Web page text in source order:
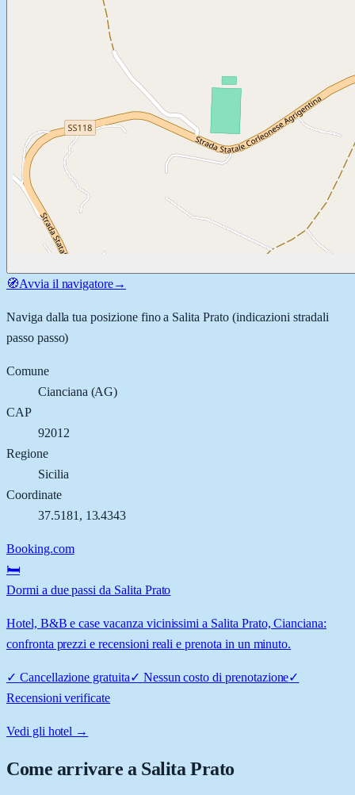
🧭Avvia il navigatore→
Naviga dalla tua posizione fino a Salita Prato(indicazioni stradali
passo passo)
Comune
Cianciana (AG)
CAP
92012
Regione
Sicilia
Coordinate
37.5181 , 13.4343
Booking.com
🛏️
Dormi a due passi da Salita Prato
Hotel, B&B e case vacanza vicinissimi a Salita Prato, Cianciana:
confronta prezzi e recensioni reali e prenota in un minuto.
✓ Cancellazione gratuita✓ Nessun costo di prenotazione✓
Recensioni verificate
Vedi gli hotel →
Come arrivare a Salita Prato